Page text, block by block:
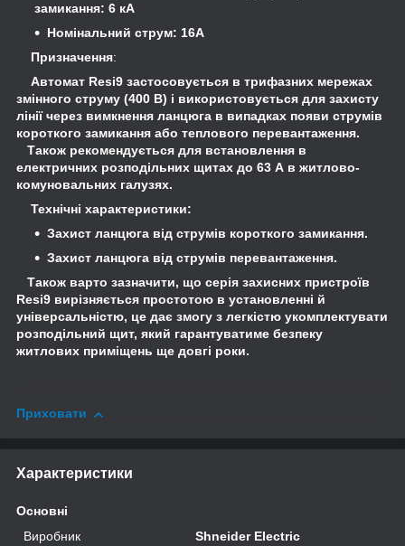
замикання: 6 кА
Номінальний струм: 16А
Призначення:
Автомат Resi9 застосовується в трифазних мережах
змінного струму (400 В) і використовується для захисту
лінії через вимкнення ланцюга в випадках появи струмів
короткого замикання або теплового перевантаження.
Також рекомендується для встановлення в
електричних розподільних щитах до 63 А в житлово-
комуновальних галузях.
Технічні характеристики:
Захист ланцюга від струмів короткого замикання.
Захист ланцюга від струмів перевантаження.
Також варто зазначити, що серія захисних пристроїв
Resi9 вирізняється простотою в установленні й
універсальністю, це дає змогу з легкістю укомплектувати
розподільний щит, який гарантуватиме безпеку
житлових приміщень ще довгі роки.
Приховати
Характеристики
Основні
Виробник
Shneider Electric